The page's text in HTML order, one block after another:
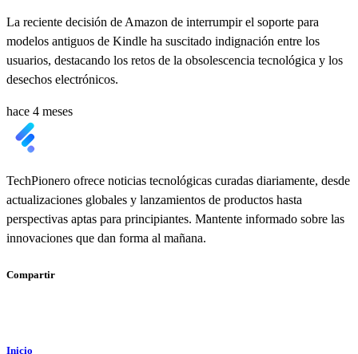
La reciente decisión de Amazon de interrumpir el soporte para
modelos antiguos de Kindle ha suscitado indignación entre los
usuarios, destacando los retos de la obsolescencia tecnológica y los
desechos electrónicos.
hace 4 meses
TechPionero ofrece noticias tecnológicas curadas diariamente, desde
actualizaciones globales y lanzamientos de productos hasta
perspectivas aptas para principiantes. Mantente informado sobre las
innovaciones que dan forma al mañana.
Compartir
Inicio